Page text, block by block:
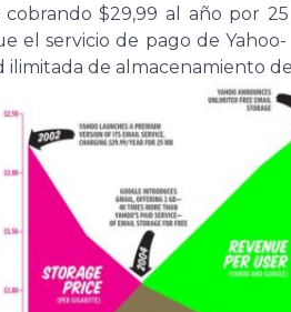
cobrando $29,99 al año por
el servicio de pago de
ilimitada de almacenamiento